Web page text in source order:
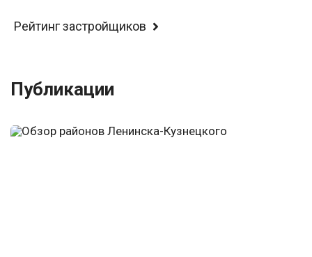
Рейтинг застройщиков
Публикации